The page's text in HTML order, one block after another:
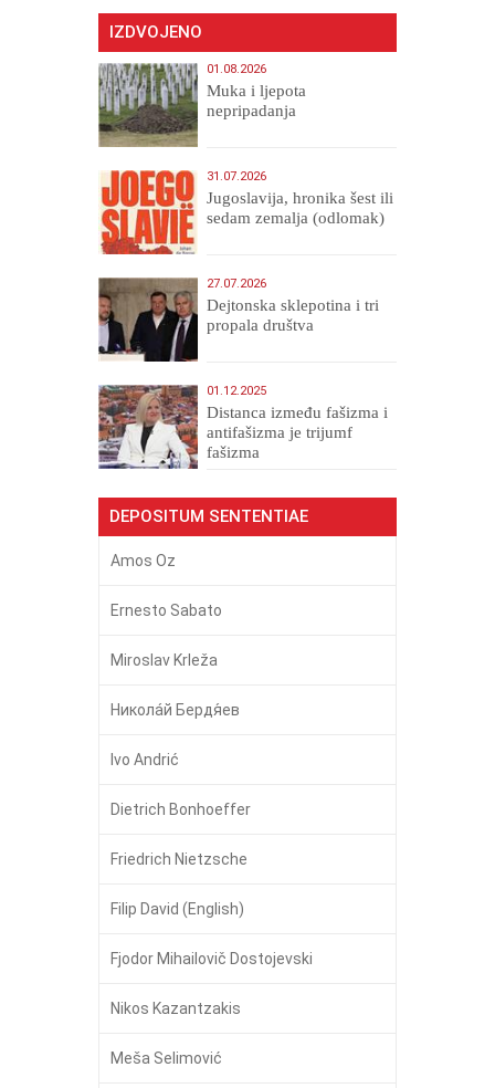
IZDVOJENO
01.08.2026
Muka i ljepota
nepripadanja
31.07.2026
Jugoslavija, hronika šest ili
sedam zemalja (odlomak)
27.07.2026
Dejtonska sklepotina i tri
propala društva
01.12.2025
Distanca između fašizma i
antifašizma je trijumf
fašizma
DEPOSITUM SENTENTIAE
Amos Oz
Ernesto Sabato
Miroslav Krleža
Никола́й Бердя́ев
Ivo Andrić
Dietrich Bonhoeffer
Friedrich Nietzsche
Filip David (English)
Fjodor Mihailovič Dostojevski
Nikos Kazantzakis
Meša Selimović